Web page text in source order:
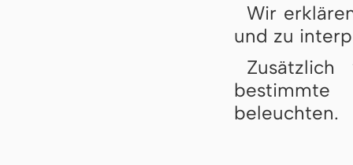
Wir
und zu
beleuchten.